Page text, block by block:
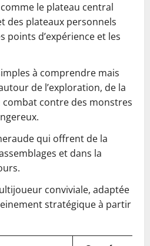
le plateau central
des plateaux personnels
points d’expérience et les
à comprendre mais
de l’exploration, de la
contre des monstres
qui offrent de la
et dans la
conviviale, adaptée
stratégique à partir